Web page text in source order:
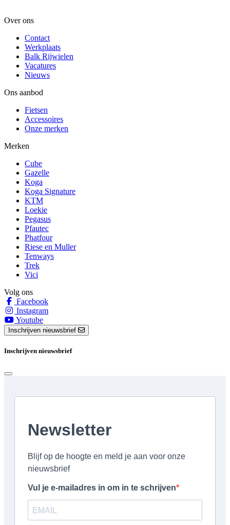
Over ons
Contact
Werkplaats
Balk Rijwielen
Vacatures
Nieuws
Ons aanbod
Fietsen
Accessoires
Onze merken
Merken
Cube
Gazelle
Koga
Koga Signature
KTM
Loekie
Pegasus
Pfautec
Phatfour
Riese en Muller
Tenways
Trek
Vici
Volg ons
Facebook
Instagram
Youtube
Inschrijven nieuwsbrief
Inschrijven nieuwsbrief